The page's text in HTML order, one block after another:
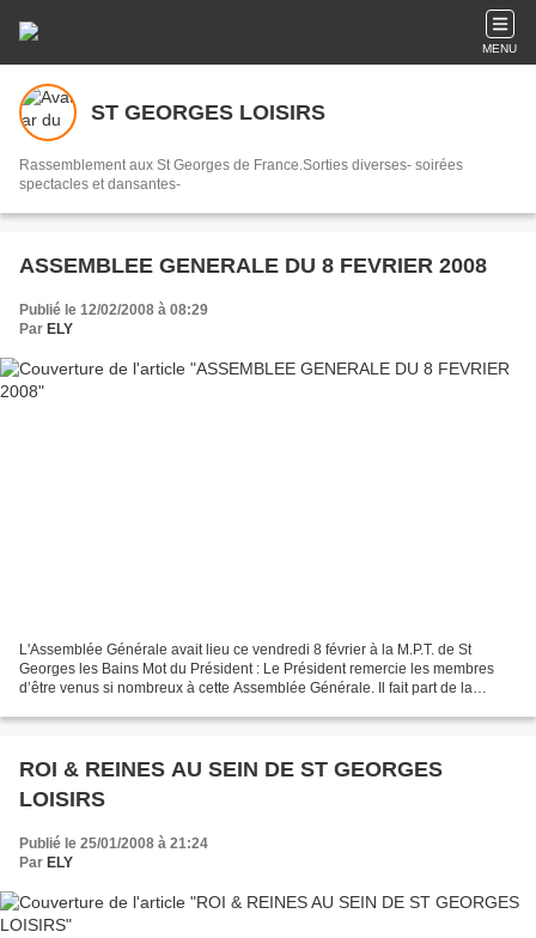
MENU
ST GEORGES LOISIRS
Rassemblement aux St Georges de France.Sorties diverses- soirées
spectacles et dansantes-
ASSEMBLEE GENERALE DU 8 FEVRIER 2008
Publié le 12/02/2008 à 08:29
Par ELY
L'Assemblée Générale avait lieu ce vendredi 8 février à la M.P.T. de St
Georges les Bains Mot du Président : Le Président remercie les membres
d’être venus si nombreux à cette Assemblée Générale. Il fait part de la
ROI & REINES AU SEIN DE ST GEORGES
LOISIRS
Publié le 25/01/2008 à 21:24
Par ELY